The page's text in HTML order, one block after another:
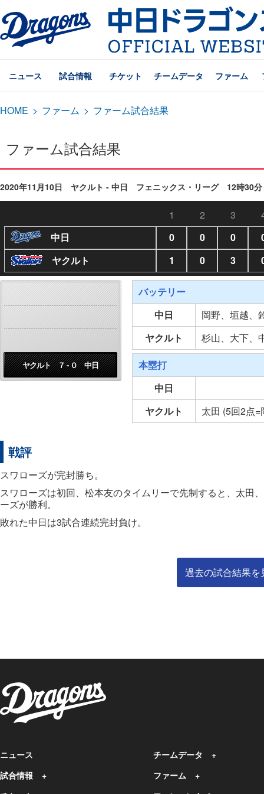
ニュース 試合情報 チケット チームデータ ファーム
HOME > ファーム > ファーム試合結果
ファーム試合結果
2020年11月10日 ヤクルト - 中日 フェニックス・リーグ 12時30分
1 2 3
中日
0 0 0
ヤクルト
1 0 3
ヤクルト ７ - ０ 中日
バッテリー
中日
岡野、垣越、
ヤクルト
杉山、大下、
本塁打
中日
ヤクルト
太田 (5回2点
戦評
スワローズが完封勝ち。
スワローズは初回、松本友のタイムリーで先制すると、太田
ーズが勝利。
敗れた中日は3試合連続完封負け。
過去の試合結果
ニュース
試合情報
チームデータ
ファーム